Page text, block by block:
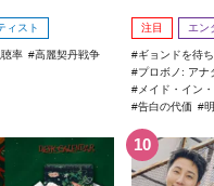
ィスト
率 高麗契丹戦争
注目 エン
ギョンドを待
プロボノ: アナ
メイド・イン
告白の代価